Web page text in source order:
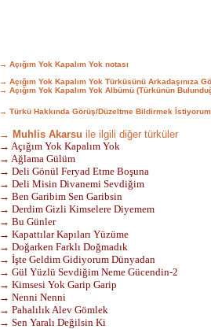
→ Açığım Yok Kapalım Yok notası
→ Açığım Yok Kapalım Yok Türküsünü Arkadaşınıza
→ Açığım Yok Kapalım Yok Albümü (Türkünün
→ Türkü Hakkında Görüş/Düzeltme Bildirmek İstiyorum
→ Muhlis Akarsu ile ilgili diğer türküler
→ Açığım Yok Kapalım Yok
→ Ağlama Gülüm
→ Deli Gönül Feryad Etme Boşuna
→ Deli Misin Divanemi Sevdiğim
→ Ben Garibim Sen Garibsin
→ Derdim Gizli Kimselere Diyemem
→ Bu Günler
→ Kapattılar Kapıları Yüzüme
→ Doğarken Farklı Doğmadık
→ İşte Geldim Gidiyorum Dünyadan
→ Gül Yüzlü Sevdiğim Neme Gücendin-2
→ Kimsesi Yok Garip Garip
→ Nenni Nenni
→ Pahalılık Alev Gömlek
→ Sen Yaralı Değilsin Ki